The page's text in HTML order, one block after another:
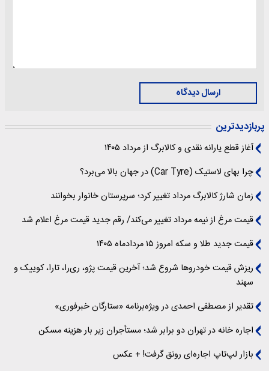
ارسال دیدگاه
پربازدیدترین
آغاز قطع یارانه نقدی و کالابرگ از مرداد ۱۴۰۵
چرا بهای لاستیک (Car Tyre) در جهان بالا می‌برد؟
زمان شارژ کالابرگ مرداد تغییر کرد؛ سرپرستان خانوار بخوانند
قیمت مرغ از نیمه مرداد تغییر می‌کند/ رقم جدید قیمت مرغ اعلام شد
قیمت جدید طلا و سکه امروز ۱۵ مردادماه ۱۴۰۵
ریزش قیمت خودروها شروع شد؛ آخرین قیمت پژو، ری‌را، تارا، کوییک و
سهند
تقدیر از مصطفی احمدی در ویژه‌برنامه «ستارگان خبرفوری»
اجاره خانه در تهران دو برابر شد؛ مستأجران زیر بار هزینه مسکن
بازار لپ‌تاپ اجاره‌ای رونق گرفت! + عکس